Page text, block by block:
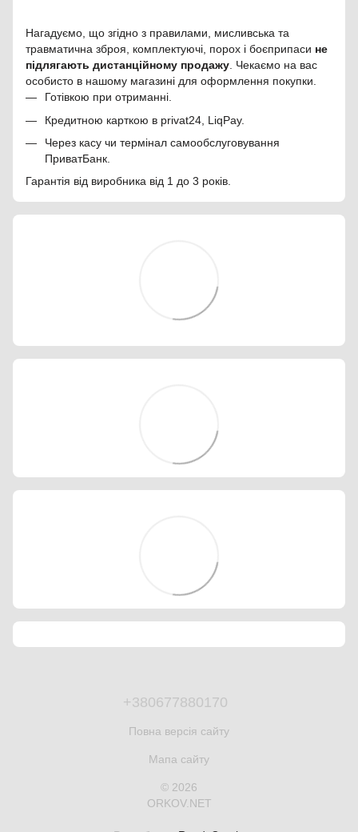
Нагадуємо, що згідно з правилами, мисливська та
травматична зброя, комплектуючі, порох і боєприпаси не
підлягають дистанційному продажу . Чекаємо на вас
особисто в нашому магазині для оформлення покупки.
Готівкою при отриманні.
Кредитною карткою в privat24, LiqPay.
Через касу чи термінал самообслуговування
ПриватБанк.
Гарантія від виробника від 1 до 3 років.
+380677880170
Повна версія сайту
Мапа сайту
© 2026
ORKOV.NET